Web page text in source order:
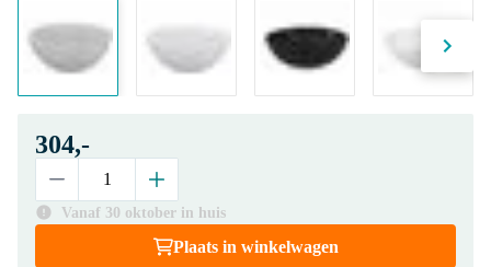
304,-
Vanaf 30 oktober in huis
Plaats in winkelwagen